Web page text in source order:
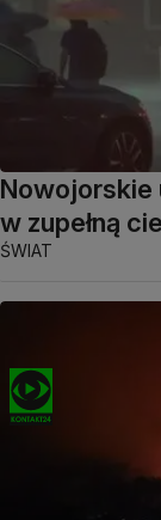
Nowojorskie
w zupełną
ŚWIAT